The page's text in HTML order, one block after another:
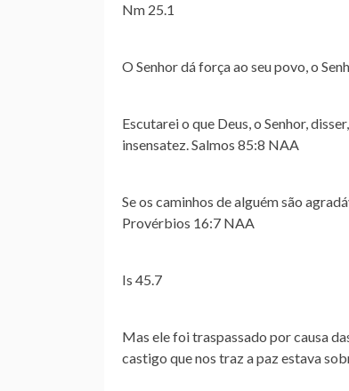
Nm 25.1
O Senhor dá força ao seu povo,o
Escutarei o que Deus, o Senhor,
insensatez. Salmos 85:8 NAA
Se os caminhos de alguém são
Provérbios 16:7 NAA
Is 45.7
Mas ele foi traspassado por causa
castigo que nos traz a paz estava